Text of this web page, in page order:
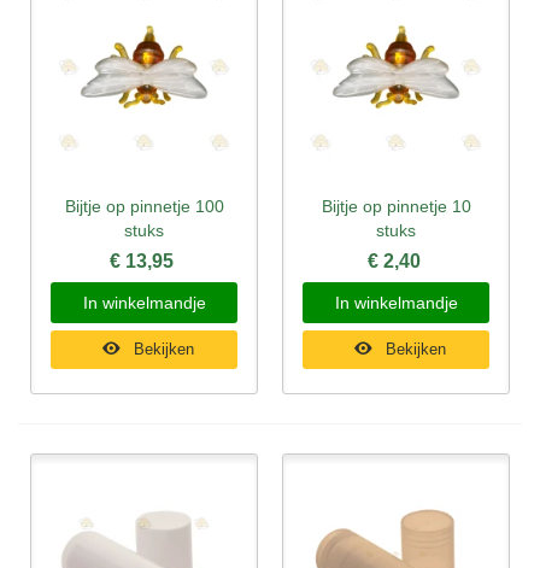
Bijtje op pinnetje 100
stuks
€ 13,95
In winkelmandje
Bekijken
Bijtje op pinnetje 10
stuks
€ 2,40
In winkelmandje
Bekijken